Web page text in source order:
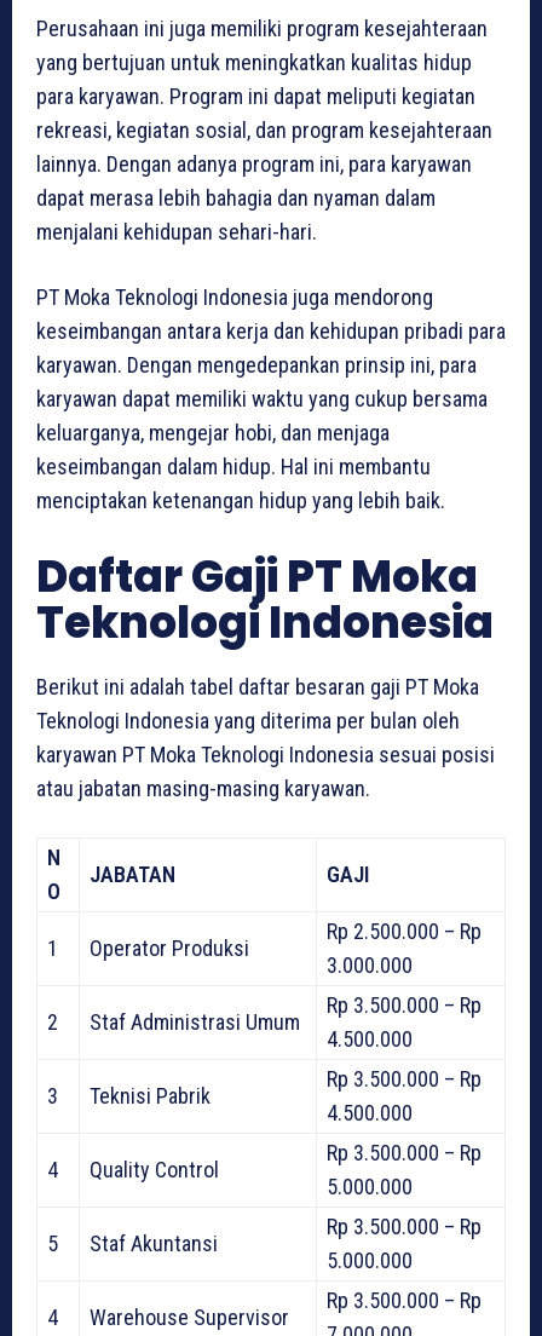
Perusahaan ini juga memiliki program kesejahteraan
yang bertujuan untuk meningkatkan kualitas hidup
para karyawan. Program ini dapat meliputi kegiatan
rekreasi, kegiatan sosial, dan program kesejahteraan
lainnya. Dengan adanya program ini, para karyawan
dapat merasa lebih bahagia dan nyaman dalam
menjalani kehidupan sehari-hari.
PT Moka Teknologi Indonesia juga mendorong
keseimbangan antara kerja dan kehidupan pribadi para
karyawan. Dengan mengedepankan prinsip ini, para
karyawan dapat memiliki waktu yang cukup bersama
keluarganya, mengejar hobi, dan menjaga
keseimbangan dalam hidup. Hal ini membantu
menciptakan ketenangan hidup yang lebih baik.
Daftar Gaji PT Moka
Teknologi Indonesia
Berikut ini adalah tabel daftar besaran gaji PT Moka
Teknologi Indonesia yang diterima per bulan oleh
karyawan PT Moka Teknologi Indonesia sesuai posisi
atau jabatan masing-masing karyawan.
N
O
JABATAN GAJI
1 Operator Produksi
Rp 2.500.000 – Rp
3.000.000
2 Staf Administrasi Umum
Rp 3.500.000 – Rp
4.500.000
3 Teknisi Pabrik
Rp 3.500.000 – Rp
4.500.000
4 Quality Control
Rp 3.500.000 – Rp
5.000.000
5 Staf Akuntansi
Rp 3.500.000 – Rp
5.000.000
4 Warehouse Supervisor
Rp 3.500.000 – Rp